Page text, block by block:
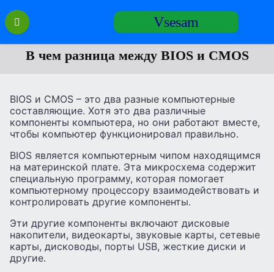
Перейти
содержанию
Vsesam
В чем разница между BIOS и CMOS
BIOS и CMOS – это два разные компьютерные
составляющие. Хотя это два различные
компоненты компьютера, но они работают вместе,
чтобы компьютер функционировал правильно.
BIOS является компьютерным чипом находящимся
на материнской плате. Эта микросхема содержит
специальную программу, которая помогает
компьютерному процессору взаимодействовать и
контролировать другие компоненты.
Эти другие компоненты включают дисковые
накопители, видеокарты, звуковые карты, сетевые
карты, дисководы, порты USB, жесткие диски и
другие.